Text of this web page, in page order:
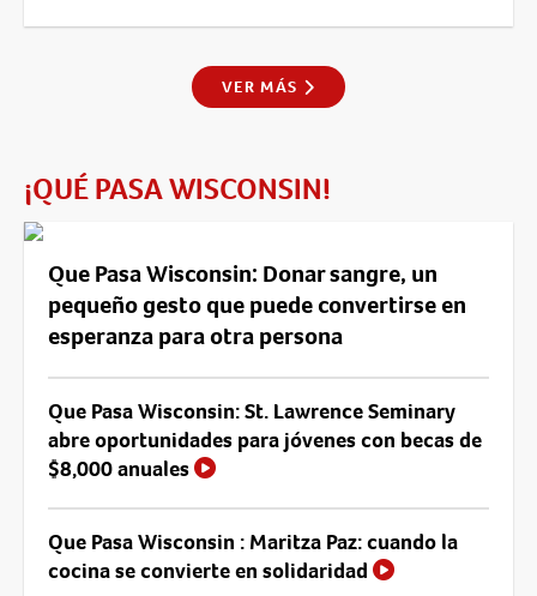
VER MÁS
¡QUÉ PASA WISCONSIN!
Que Pasa Wisconsin: Donar sangre, un
pequeño gesto que puede convertirse en
esperanza para otra persona
Que Pasa Wisconsin: St. Lawrence Seminary
abre oportunidades para jóvenes con becas de
$8,000 anuales
Que Pasa Wisconsin : Maritza Paz: cuando la
cocina se convierte en solidaridad